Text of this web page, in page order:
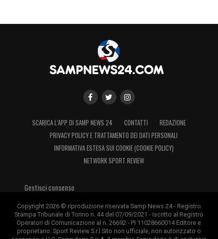
SCARICA L’APP DI SAMP NEWS 24 CONTATTI
REDAZIONE
PRIVACY POLICY E TRATTAMENTO DEI DATI PERSONALI
INFORMATIVA ESTESA SUI COOKIE (COOKIE POLICY)
NETWORK SPORT REVIEW
Gestisci consenso
Copyright 2026 © riproduzione riservata Samp News 24 - Registro
Stampa Tribunale di Torino n. 44 del 07/09/2021 - Iscritto al Registro
Operatori di Comunicazione al n. 26692 - PI 11028660014 Editore e
proprietario: Sport Review S.r.l Sito non ufficiale, non autorizzato o